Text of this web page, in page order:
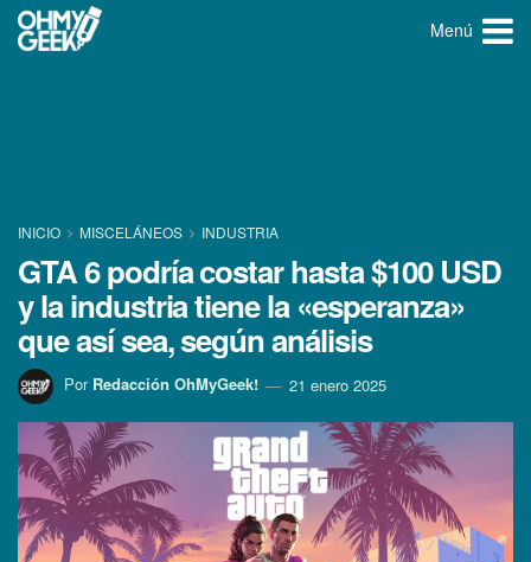
Menú
INICIO MISCELÁNEOS INDUSTRIA
GTA 6 podría costar hasta $100 USD
y la industria tiene la «esperanza»
que así sea, según análisis
Por Redacción OhMyGeek! 21 enero 2025